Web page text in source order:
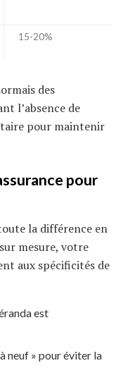
15-20%
des
l’absence de
pour maintenir
pour
la différence en
mesure, votre
aux spécificités de
est
neuf » pour éviter la